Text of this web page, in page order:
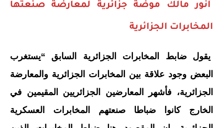
أنور مالك موضة جزائرية لمعارضة صنعتها
المخابرات الجزائرية
يقول ضابط المخابرات الجزائرية السابق “يستغرب
البعض وجود علاقة بين المخابرات الجزائرية والمعارضة
الجزائرية، فأشهر المعارضين الجزائريين المقيمين في
الخارج كانوا ضباطا صنعتهم المخابرات العسكرية